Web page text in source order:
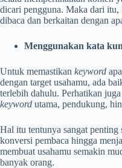
dicari pengguna. Maka dari
dibaca dan berkaitan dengan
Menggunakan kata
Untuk memastikan keyword
dengan target usahamu, ada
terlebih dahulu. Perhatikan
keyword utama, pendukung,
Hal itu tentunya sangat penting
konversi pembaca hingga
membuat usahamu semakin
banyak orang.